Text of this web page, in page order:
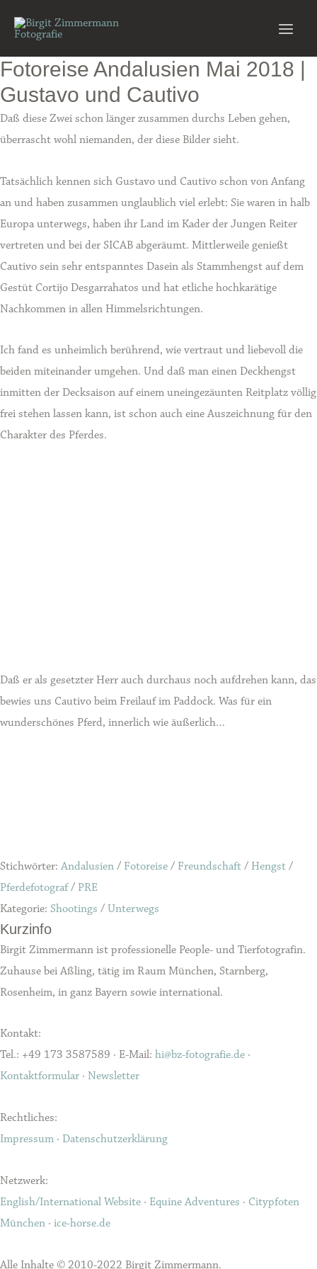
Inhalt
Fotoreise Andalusien Mai 2018 |
Gustavo und Cautivo
Daß diese Zwei schon länger zusammen durchs Leben gehen,
überrascht wohl niemanden, der diese Bilder sieht.
Tatsächlich kennen sich Gustavo und Cautivo schon von Anfang
an und haben zusammen unglaublich viel erlebt: Sie waren in halb
Europa unterwegs, haben ihr Land im Kader der Jungen Reiter
vertreten und bei der SICAB abgeräumt. Mittlerweile genießt
Cautivo sein sehr entspanntes Dasein als Stammhengst auf dem
Gestüt Cortijo Desgarrahatos und hat etliche hochkarätige
Nachkommen in allen Himmelsrichtungen.
Ich fand es unheimlich berührend, wie vertraut und liebevoll die
beiden miteinander umgehen. Und daß man einen Deckhengst
inmitten der Decksaison auf einem uneingezäunten Reitplatz völlig
frei stehen lassen kann, ist schon auch eine Auszeichnung für den
Charakter des Pferdes.
Daß er als gesetzter Herr auch durchaus noch aufdrehen kann, das
bewies uns Cautivo beim Freilauf im Paddock. Was für ein
wunderschönes Pferd, innerlich wie äußerlich…
Stichwörter: Andalusien / Fotoreise / Freundschaft / Hengst /
Pferdefotograf/ PRE
Kategorie: Shootings / Unterwegs
Kurzinfo
Birgit Zimmermann ist professionelle People- und Tierfotografin.
Zuhause bei Aßling, tätig im Raum München, Starnberg,
Rosenheim, in ganz Bayern sowie international.
Kontakt:
Tel.: +49 173 3587589 · E-Mail: hi@bz-fotografie.de ·
Kontaktformular · Newsletter
Rechtliches:
Impressum · Datenschutzerklärung
Netzwerk:
English/International Website · Equine Adventures · Citypfoten
München · ice-horse.de
Alle Inhalte © 2010-2022 Birgit Zimmermann.